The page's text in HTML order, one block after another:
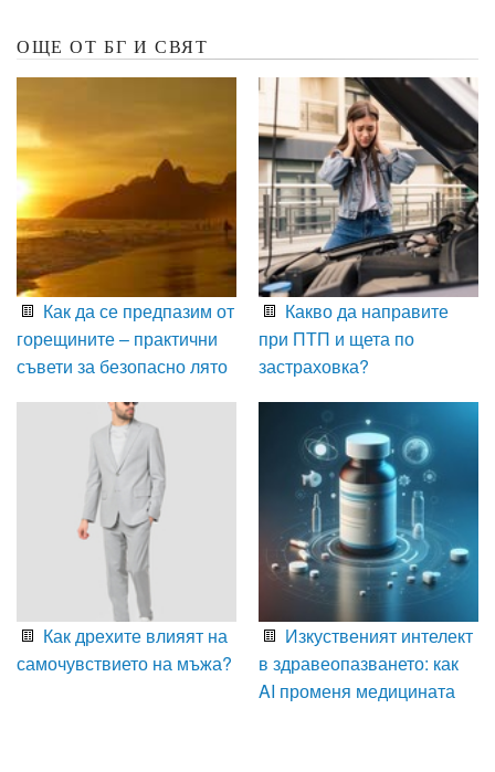
ОЩЕ ОТ БГ И СВЯТ
Как да се предпазим от
горещините – практични
съвети за безопасно лято
Какво да направите
при ПТП и щета по
застраховка?
Как дрехите влияят на
самочувствието на мъжа?
Изкуственият интелект
в здравеопазването: как
AI променя медицината